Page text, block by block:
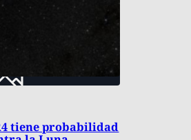
tiene probabilidad